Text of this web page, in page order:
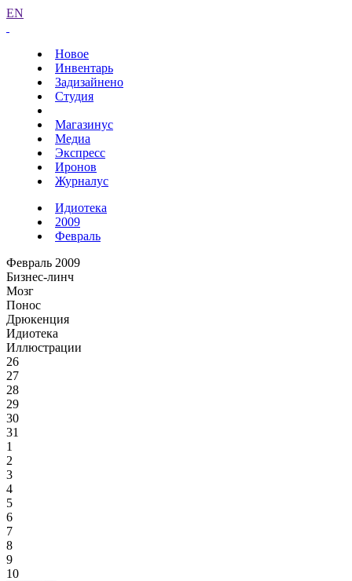
EN
Новое
Инвентарь
Задизайнено
Студия
Магазинус
Медиа
Экспресс
Иронов
Журналус
Идиотека
2009
Февраль
Февраль 2009
Бизнес-линч
Мозг
Понос
Дрюкенция
Идиотека
Иллюстрации
26
27
28
29
30
31
1
2
3
4
5
6
7
8
9
10